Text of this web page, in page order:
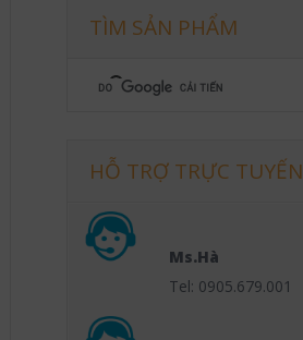
TÌM SẢN PHẨM
HỖ TRỢ TRỰC TUYẾN
Ms.Hà
Tel: 0905.679.001